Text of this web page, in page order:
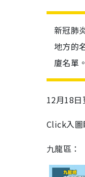
新冠肺
地方的
廈名單。
12月18日
Click入圖
九龍區：